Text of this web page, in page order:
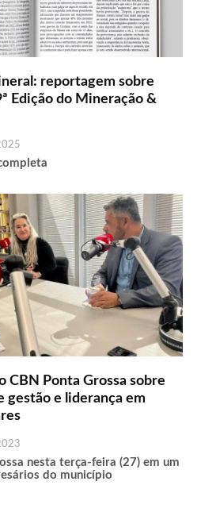
reportagem sobre
Edição do Mineração &
CBN Ponta Grossa sobre
gestão e liderança em
nesta terça-feira (27) em um
do município